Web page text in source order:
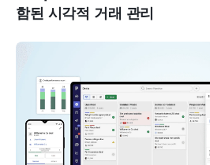
함된 시각적 거래 관리